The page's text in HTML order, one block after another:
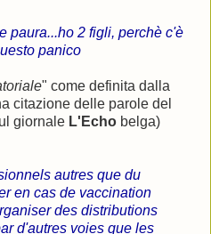
paura...ho 2 figli, perchè c'è
panico
" come definita dalla
citazione delle parole del
giornale L'Echo belga)
autres que du
en cas de vaccination
des distributions
d'autres voies que les